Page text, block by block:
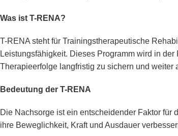
Was ist T-RENA?
T-RENA steht für Trainingstherapeutische
Leistungsfähigkeit. Dieses Programm wird in
Therapieerfolge langfristig zu sichern und weiter
Bedeutung der T-RENA
Die Nachsorge ist ein entscheidender Faktor
ihre Beweglichkeit, Kraft und Ausdauer